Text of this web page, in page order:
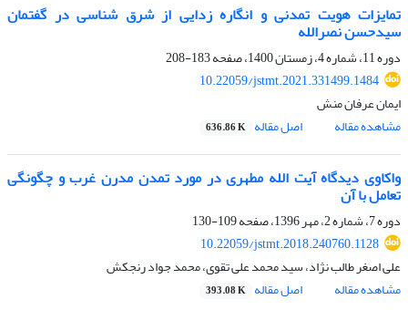
تمایزات هویت تمدنی و انگاره زدایی از شرق شناسی در گفتمان
سیدحسن نصرالله
دوره 11، شماره 4، زمستان 1400، صفحه
183-208
10.22059/jstmt.2021.331499.1484
ایمان عرفان منش
مشاهده مقاله
اصل مقاله 636.86 K
واکاوی دیدگاه آیت الله مطهری در مورد تمدن مدرن غرب و چگونگی
تعامل با آن
دوره 7، شماره 2، مهر 1396، صفحه
109-130
10.22059/jstmt.2018.240760.1128
علی اصغر طالب نژاد، سید محمد علی تقوی، محمد جواد رنجکش
مشاهده مقاله
اصل مقاله 393.08 K